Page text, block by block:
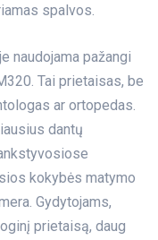
spalvos.
naudojama pažangi
Tai prietaisas, be
ar ortopedas.
dantų
kokybės matymo
Gydytojams,
prietaisą, daug